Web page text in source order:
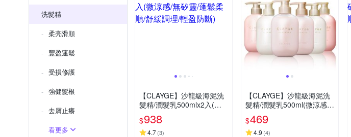
洗髮精
柔亮滑順
豐盈蓬鬆
受損修護
強健髮根
去屑止癢
看更多
【CLAYGE】沙龍級海泥洗
髮精/潤髮乳500mlx2入(微
涼感/無矽靈/蓬鬆柔順/舒緩
調理/輕盈防斷)
$938
4.7(3)
【CLAYGE】沙龍級海泥洗
髮精/潤髮乳500ml(微涼感/
無矽靈)
$469
4.9 (4)